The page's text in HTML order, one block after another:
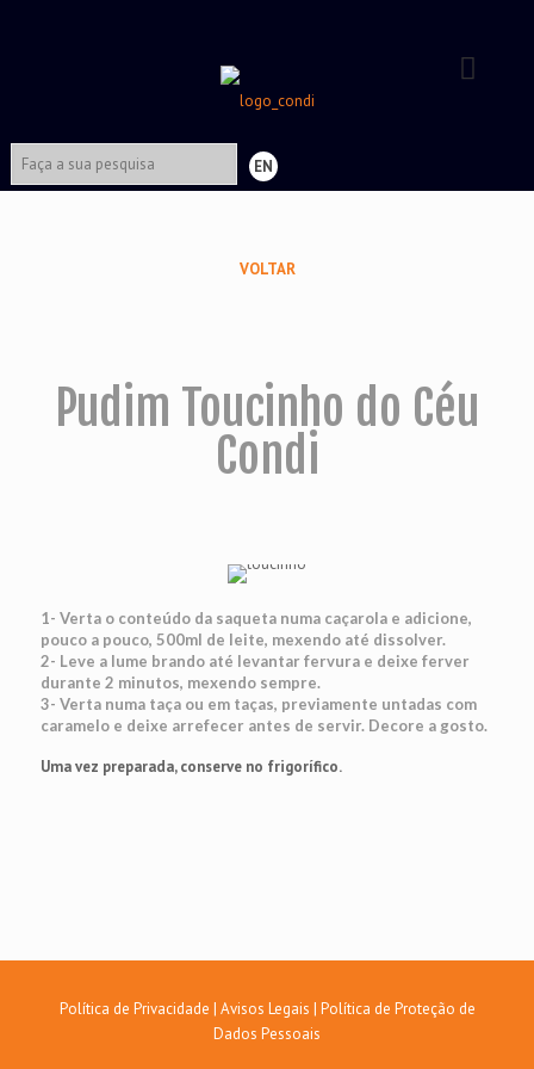
EN
VOLTAR
Pudim Toucinho do Céu
Condi
1- Verta o conteúdo da saqueta numa caçarola e adicione,
pouco a pouco, 500ml de leite, mexendo até dissolver.
2- Leve a lume brando até levantar fervura e deixe ferver
durante 2 minutos, mexendo sempre.
3- Verta numa taça ou em taças, previamente untadas com
caramelo e deixe arrefecer antes de servir. Decore a gosto.
Uma vez preparada, conserve no frigorífico.
Política de Privacidade | Avisos Legais | Política de Proteção de
Dados Pessoais